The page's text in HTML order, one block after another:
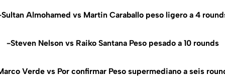
Almohamed vs Martin Caraballo peso ligero a 4
-Steven Nelson vs Raiko Santana Peso pesado a 10 rounds
Verde vs Por confirmar Peso supermediano a seis